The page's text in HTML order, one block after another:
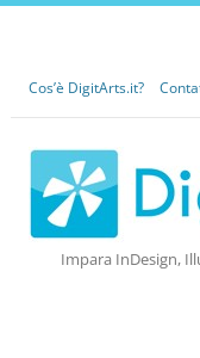
Cos’è DigitArts.it?
Impara InDesign,